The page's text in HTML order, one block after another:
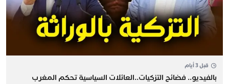
قبل 3 أيام
بالفيديو.. فضائح التزكيات..العائلات السياسية تحكم المغرب